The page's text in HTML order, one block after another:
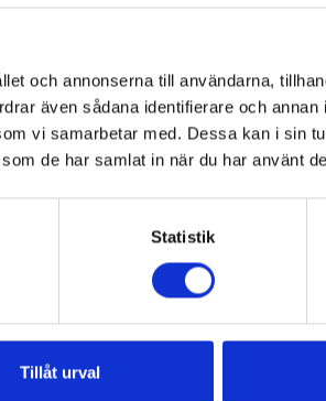
och annonserna till användarna,
även sådana identifierare och annan
vi samarbetar med. Dessa kan i sin
de har samlat in när du har använt
Statistik
Tillåt urval